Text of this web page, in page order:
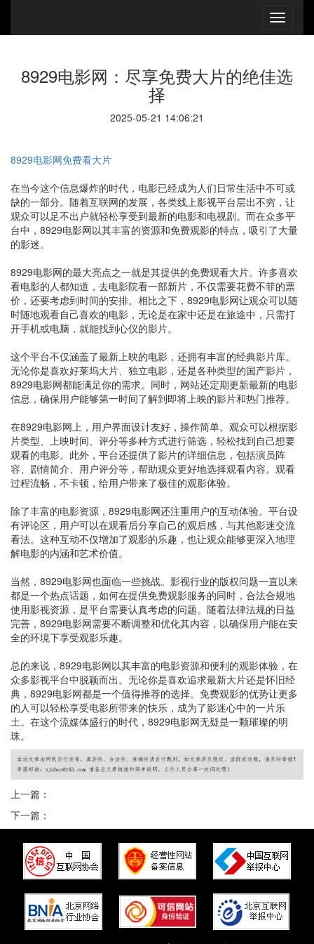
8929电影网：尽享免费大片的绝佳选
择
2025-05-21 14:06:21
8929电影网免费看大片
在当今这个信息爆炸的时代，电影已经成为人们日常生活中不可或
缺的一部分。随着互联网的发展，各类线上影视平台层出不穷，让
观众可以足不出户就轻松享受到最新的电影和电视剧。而在众多平
台中，8929电影网以其丰富的资源和免费观影的特点，吸引了大量
的影迷。
8929电影网的最大亮点之一就是其提供的免费观看大片。许多喜欢
看电影的人都知道，去电影院看一部新片，不仅需要花费不菲的票
价，还要考虑到时间的安排。相比之下，8929电影网让观众可以随
时随地观看自己喜欢的电影，无论是在家中还是在旅途中，只需打
开手机或电脑，就能找到心仪的影片。
这个平台不仅涵盖了最新上映的电影，还拥有丰富的经典影片库。
无论你是喜欢好莱坞大片、独立电影，还是各种类型的国产影片，
8929电影网都能满足你的需求。同时，网站还定期更新最新的电影
信息，确保用户能够第一时间了解到即将上映的影片和热门推荐。
在8929电影网上，用户界面设计友好，操作简单。观众可以根据影
片类型、上映时间、评分等多种方式进行筛选，轻松找到自己想要
观看的电影。此外，平台还提供了影片的详细信息，包括演员阵
容、剧情简介、用户评分等，帮助观众更好地选择观看内容。观看
过程流畅，不卡顿，给用户带来了极佳的观影体验。
除了丰富的电影资源，8929电影网还注重用户的互动体验。平台设
有评论区，用户可以在观看后分享自己的观后感，与其他影迷交流
看法。这种互动不仅增加了观影的乐趣，也让观众能够更深入地理
解电影的内涵和艺术价值。
当然，8929电影网也面临一些挑战。影视行业的版权问题一直以来
都是一个热点话题，如何在提供免费观影服务的同时，合法合规地
使用影视资源，是平台需要认真考虑的问题。随着法律法规的日益
完善，8929电影网需要不断调整和优化其内容，以确保用户能在安
全的环境下享受观影乐趣。
总的来说，8929电影网以其丰富的电影资源和便利的观影体验，在
众多影视平台中脱颖而出。无论你是喜欢追求最新大片还是怀旧经
典，8929电影网都是一个值得推荐的选择。免费观影的优势让更多
的人可以轻松享受电影所带来的快乐，成为了影迷心中的一片乐
土。在这个流媒体盛行的时代，8929电影网无疑是一颗璀璨的明
珠。
上一篇：
下一篇：